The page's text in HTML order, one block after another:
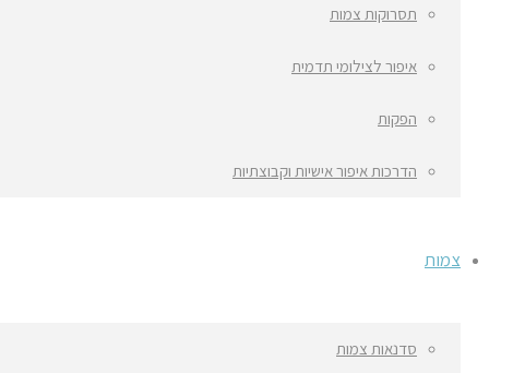
תסרוקות צמות
איפור לצילומי תדמית
הפקות
הדרכות איפור אישיות וקבוצתיות
צמות
סדנאות צמות